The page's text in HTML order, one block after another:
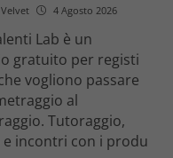
4 Agosto 2026
Lab è un
gratuito per registi
vogliono passare
al
Tutoraggio,
incontri con i produ